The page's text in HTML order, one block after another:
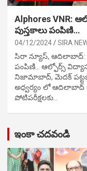
Alphores VNR:
పుస్తకాలు పంపిణి…
04/12/2024 SIRA
సిరా న్యూస్, ఆదిలాబాద్:
పంపిణి… ఆల్ఫోర్స్
నిజామాబాద్, మెదక్
అధ్వర్యం లో ఆదిలాబాద్
పోటిప‌రీక్ష‌ల‌కు…
ఇంకా చదవండి